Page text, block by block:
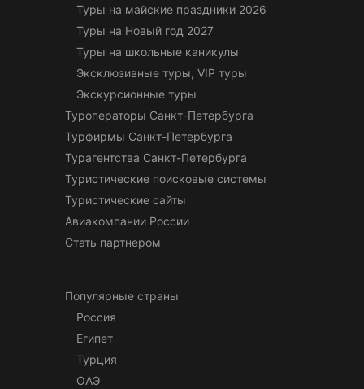
Туры на майские праздники 2026
Туры на Новый год 2027
Туры на школьные каникулы
Эксклюзивные туры, VIP туры
Экскурсионные туры
Туроператоры Санкт-Петербурга
Турфирмы Санкт-Петербурга
Турагентства Санкт-Петербурга
Туристические поисковые системы
Туристические сайты
Авиакомпании России
Стать партнером
Популярные страны
Россия
Египет
Турция
ОАЭ